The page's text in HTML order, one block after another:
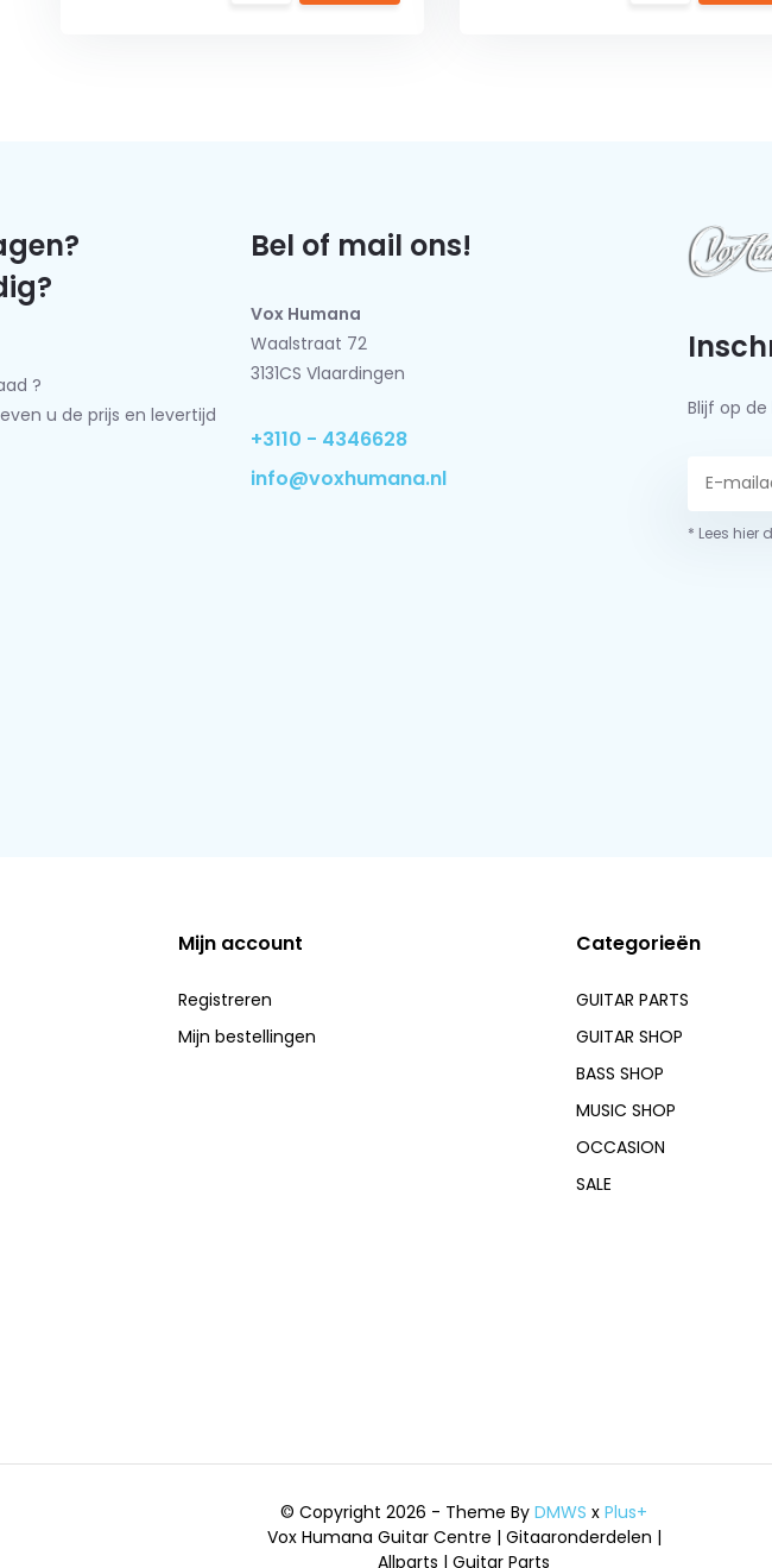
?
u de prijs en levertijd
Bel of mail ons!
Vox Humana
Waalstraat 72
3131CS Vlaardingen
+3110 - 4346628
info@voxhumana.nl
Blijf op
* Lees hier
Mijn account
Registreren
Mijn bestellingen
Categorieën
GUITAR PARTS
GUITAR SHOP
BASS SHOP
MUSIC SHOP
OCCASION
SALE
© Copyright 2026 - Theme ByDMWS xPlus+
Vox Humana Guitar Centre | Gitaaronderdelen |
Allparts | Guitar Parts